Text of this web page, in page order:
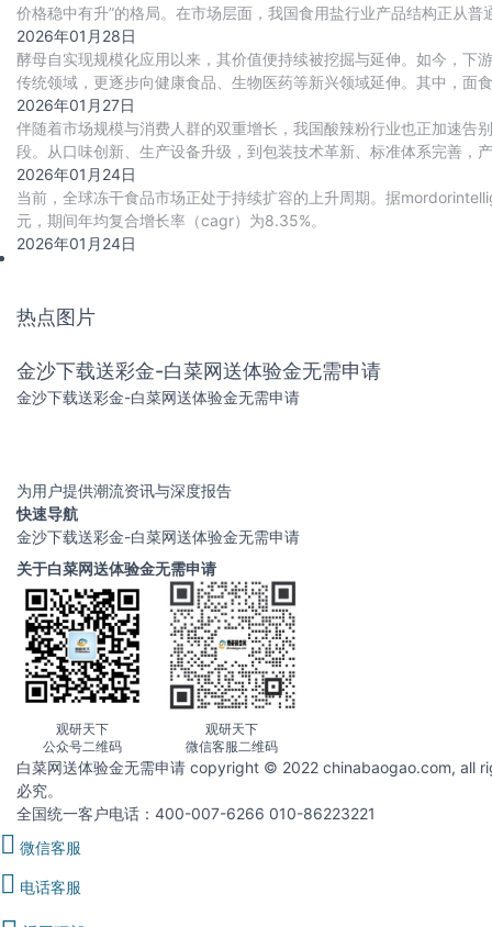
价格稳中有升”的格局。在市场层面，我国食用盐行业产品结构正从
合与技术创新，驱动食用盐行业向高品质、高附加
2026年01月28日
酵母自实现规模化应用以来，其价值便持续被挖掘与延伸。如今，下
传统领域，更逐步向健康食品、生物医药等新兴领域延伸。其中，面
套，构成了酵母行业发展的基本盘，且随着消费升级
2026年01月27日
伴随着市场规模与消费人群的双重增长，我国酸辣粉行业也正加速告
段。从口味创新、生产设备升级，到包装技术革新、标准体系完善，
2026年01月24日
当前，全球冻干食品市场正处于持续扩容的上升周期。据
元，期间年均复合增长率（cagr）为8.35%‌。
2026年01月24日
热点图片
金沙下载送彩金-白菜网送体验金无需申请
金沙下载送彩金-白菜网送体验金无需申请
为用户提供潮流资讯与深度报告
快速导航
金沙下载送彩金-白菜网送体验金无需申请
关于白菜网送体验金无需申请
观研天下
公众号二维码
观研天下
微信客服二维码
白菜网送体验金无需申请 copyright © 2022 chinabaogao.com, all
必究。
全国统一客户电话：400-007-6266 010-86223221
微信客服
电话客服